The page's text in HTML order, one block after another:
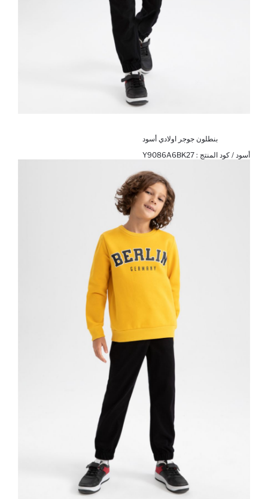
بنطلون جوجر اولادي أسود
أسود / كود المنتج : Y9086A6BK27